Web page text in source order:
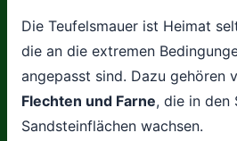
Die Teufelsmauer ist Heimat
die an die extremen
angepasst sind. Dazu gehören
Flechten und Farne, die in den
Sandsteinflächen wachsen.